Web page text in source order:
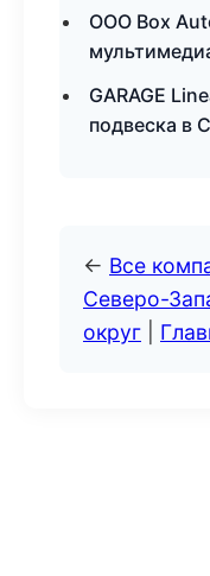
ООО Box
GARAGE
подвеска в
← Все
Северо-
округ